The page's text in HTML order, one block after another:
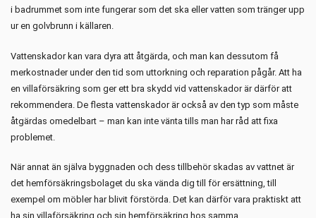
i badrummet som inte fungerar som det ska eller vatten som tränger upp
ur en golvbrunn i källaren.
Vattenskador kan vara dyra att åtgärda, och man kan dessutom få
merkostnader under den tid som uttorkning och reparation pågår. Att ha
en villaförsäkring som ger ett bra skydd vid vattenskador är därför att
rekommendera. De flesta vattenskador är också av den typ som måste
åtgärdas omedelbart – man kan inte vänta tills man har råd att fixa
problemet.
När annat än själva byggnaden och dess tillbehör skadas av vattnet är
det hemförsäkringsbolaget du ska vända dig till för ersättning, till
exempel om möbler har blivit förstörda. Det kan därför vara praktiskt att
ha sin villaförsäkring och sin hemförsäkring hos samma